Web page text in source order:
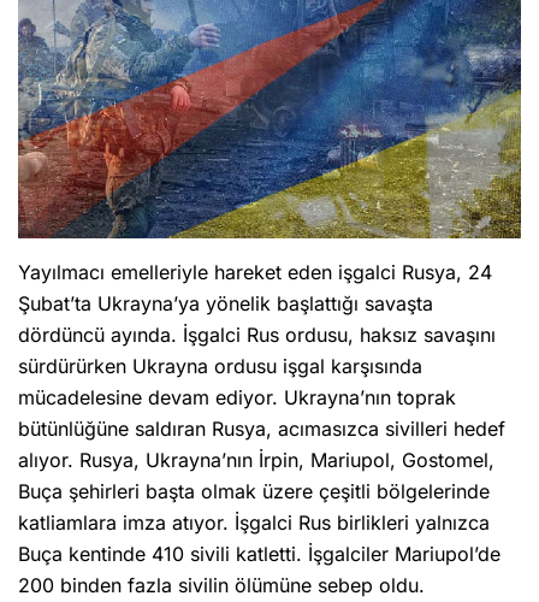
Yayılmacı emelleriyle hareket eden işgalci Rusya, 24
Şubat’ta Ukrayna’ya yönelik başlattığı savaşta
dördüncü ayında. İşgalci Rus ordusu, haksız savaşını
sürdürürken Ukrayna ordusu işgal karşısında
mücadelesine devam ediyor. Ukrayna’nın toprak
bütünlüğüne saldıran Rusya, acımasızca sivilleri hedef
alıyor. Rusya, Ukrayna’nın İrpin, Mariupol, Gostomel,
Buça şehirleri başta olmak üzere çeşitli bölgelerinde
katliamlara imza atıyor. İşgalci Rus birlikleri yalnızca
Buça kentinde 410 sivili katletti. İşgalciler Mariupol’de
200 binden fazla sivilin ölümüne sebep oldu.